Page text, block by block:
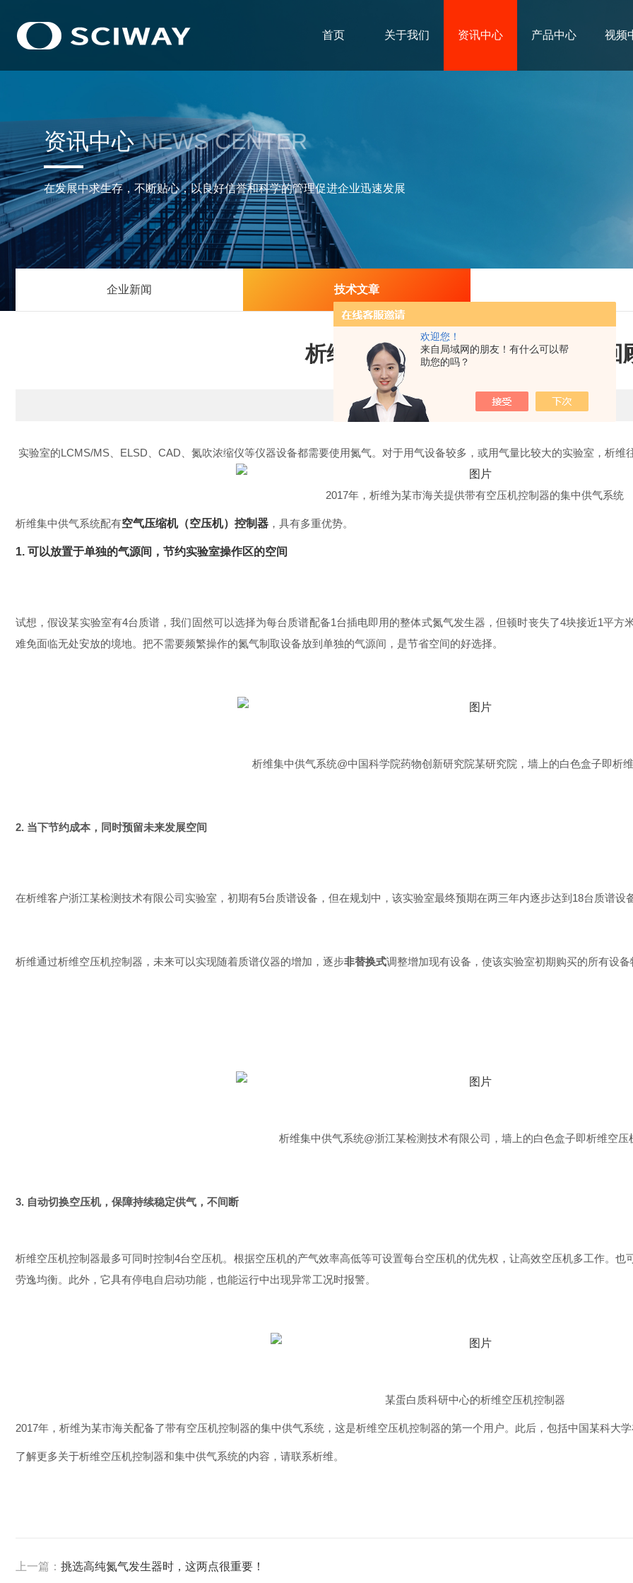
欢迎您！
来自局域网的朋友！有什么可以帮
助您的吗？
首页 关于我们 资讯中心 产品中心 视频
资讯中心 NEWS CENTER
在发展中求生存，不断贴心，以良好信誉和科学的管理促进企业迅速发展
企业新闻 技术文章
析维空压机控制器客户使用案例回
更新时间：2022-02-16 点击次数：1970
实验室的LCMS/MS、ELSD、CAD、氮吹浓缩仪等仪器设备都需要使用氮气。对于用气设备较多，或用气量比较大的实验室，析维
2017年，析维为某市海关提供带有空压机控制器的集中供气系统
析维集中供气系统配有空气压缩机（空压机）控制器 ，具有多重优势。
1. 可以放置于单独的气源间，节约实验室操作区的空间
试想，假设某实验室有4台质谱，我们固然可以选择为每台质谱配备1台插电即用的整体式氮气发生器，但顿时丧失了4块接近1平
难免面临无处安放的境地。把不需要频繁操作的氮气制取设备放到单独的气源间，是节省空间的好选择。
析维集中供气系统@中国科学院药物创新研究院某研究院，墙上的白色盒子即析
2. 当下节约成本，同时预留未来发展空间
在析维客户浙江某检测技术有限公司实验室，初期有5台质谱设备，但在规划中，该实验室最终预期在两三年内逐步达到18台质谱设
析维通过析维空压机控制器，未来可以实现随着质谱仪器的增加，逐步非替换式调整增加现有设备，使该实验室初期购买的所有设备
析维集中供气系统@浙江某检测技术有限公司 ，墙上的白色盒子即析维空压
3. 自动切换空压机， 保障持续稳定供气，不间断
析维空压机控制器最多可同时控制4台空压机。 根据空压机的产气效率高低等可设置每台空压机的优先权，让高效空压机多工作。
劳逸均衡。 此外，它具有停电自启动功能，也能运行中出现异常工况时报警。
某蛋白质科研中心的析维空压机控制器
2017年，析维为某市海关配备了带有空压机控制器的集中供气系统，这是析维空压机控制器的第一个用户。此后，包括中国某科大
了解更多关于析维空压机控制器和集中供气系统的内容，请联系析维。
上一篇： 挑选高纯氮气发生器时，这两点很重要！